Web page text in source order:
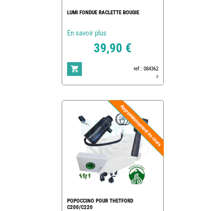
LUMI FONDUE RACLETTE BOUGIE
En savoir plus
39,90 €
ref : 084362
0
POPOCCINO POUR THETFORD
C200/C220